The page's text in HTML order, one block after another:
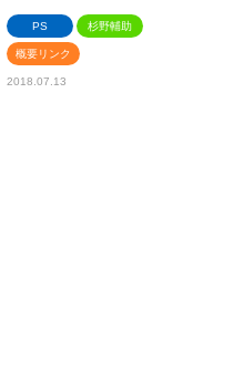
PS 杉野輔助
概要リンク
2018.07.13